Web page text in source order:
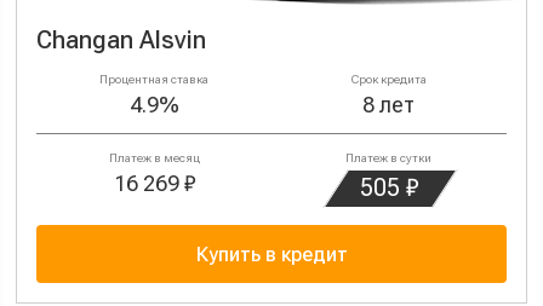
Changan Alsvin
Процентная ставка
4.9%
Срок кредита
8 лет
Платеж в месяц
16 269 ₽
Платеж в сутки
505 ₽
Купить в кредит